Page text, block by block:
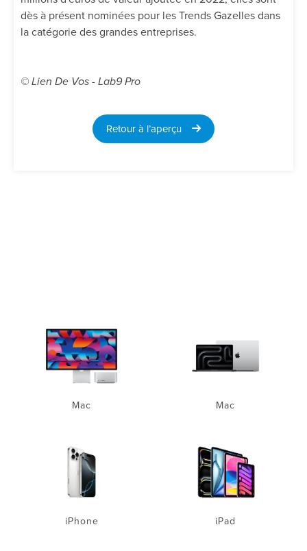
dès à présent nominées pour les Trends Gazelles dans
la catégorie des grandes entreprises.
© Lien De Vos - Lab9 Pro
Retour à l’aperçu
Mac Mac
iPhone iPad